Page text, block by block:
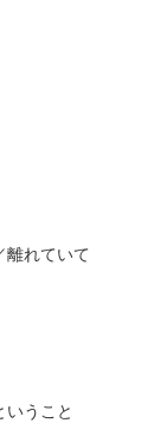
離れていて
うこと